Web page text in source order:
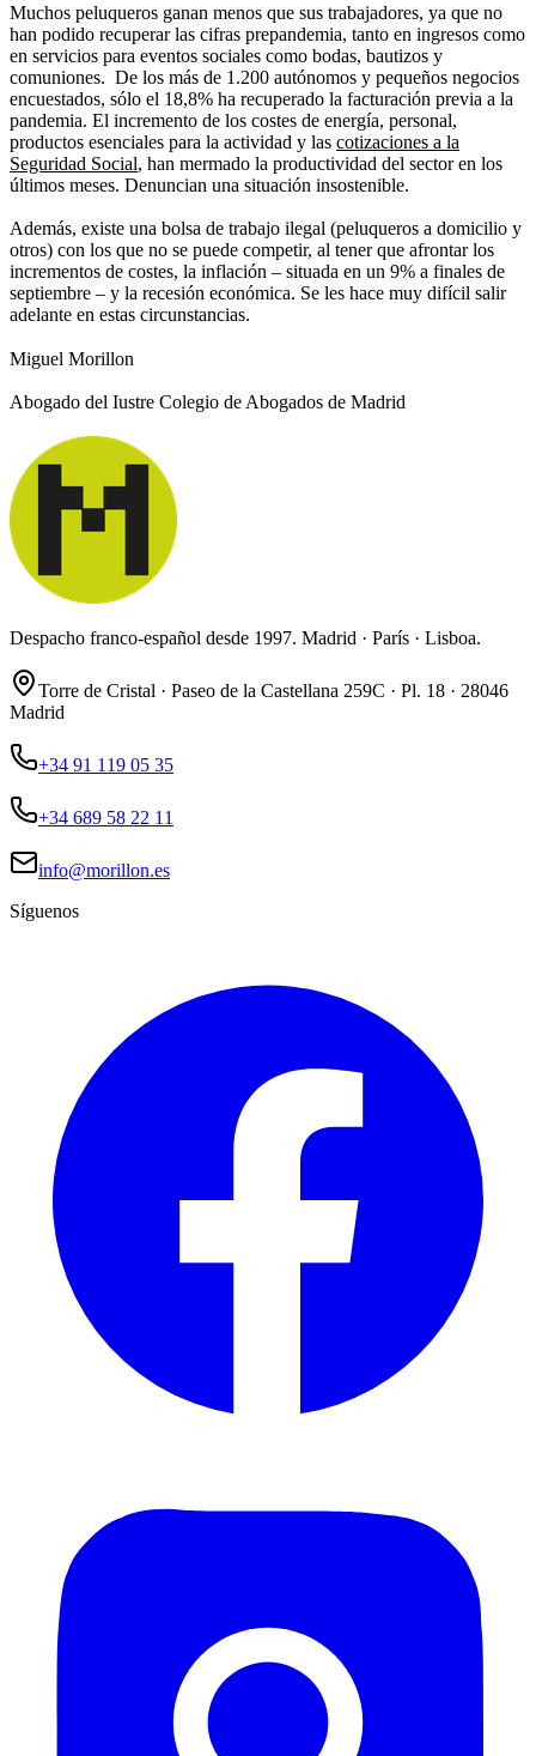
Muchos peluqueros ganan menos que sus trabajadores, ya que no
han podido recuperar las cifras prepandemia, tanto en ingresos como
en servicios para eventos sociales como bodas, bautizos y
comuniones. De los más de 1.200 autónomos y pequeños negocios
encuestados, sólo el 18,8% ha recuperado la facturación previa a la
pandemia. El incremento de los costes de energía, personal,
productos esenciales para la actividad y las cotizaciones a la
Seguridad Social, han mermado la productividad del sector en los
últimos meses. Denuncian una situación insostenible.
Además, existe una bolsa de trabajo ilegal (peluqueros a domicilio y
otros) con los que no se puede competir, al tener que afrontar los
incrementos de costes, la inflación – situada en un 9% a finales de
septiembre – y la recesión económica. Se les hace muy difícil salir
adelante en estas circunstancias.
Miguel Morillon
Abogado del Iustre Colegio de Abogados de Madrid
Despacho franco-español desde 1997. Madrid · París · Lisboa.
Torre de Cristal · Paseo de la Castellana 259C · Pl. 18 · 28046
Madrid
+34 91 119 05 35
+34 689 58 22 11
info@morillon.es
Síguenos